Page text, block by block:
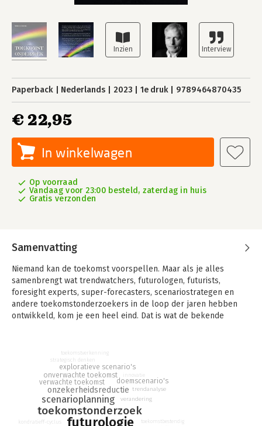
Paperback Nederlands 2023 1e druk 9789464870435
€ 22,95
In winkelwagen
Op voorraad
Vandaag voor 23:00 besteld, zaterdag in huis
Gratis verzonden
Samenvatting
Niemand kan de toekomst voorspellen. Maar als je alles
samenbrengt wat trendwatchers, futurologen, futurists,
foresight experts, super-forecasters, scenariostrategen en
andere toekomstonderzoekers in de loop der jaren hebben
ontwikkeld, kom je een heel eind. Dat is wat de bekende
Met de nieuwste inzichten, gebaseerd op het werk van
bekende toekomstonderzoekers van uit de hele wereld, neemt
van der Wel je mee op een boeiende en leerzame reis door de
wereld van het toekomstonderzoek.
Maar dit boek is meer dan alleen een inspirerende gids in de
futurologie
toekomstonderzoek
scenarioplanning
onzekerheidsreductie
verwachte toekomst
onverwachte toekomst
exploratieve scenario's
doemscenario's
verandering
trendanalyse
toekomstbestendig
kondratieff-cyclus
innovatie
strategisch denken
toekomstverkenning